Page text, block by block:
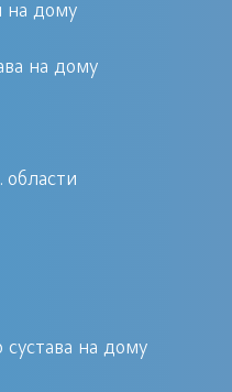
одним из
в определении
самого плана и
так и
заболеваний
лечения будет
на дому
на дому
области
сустава на дому